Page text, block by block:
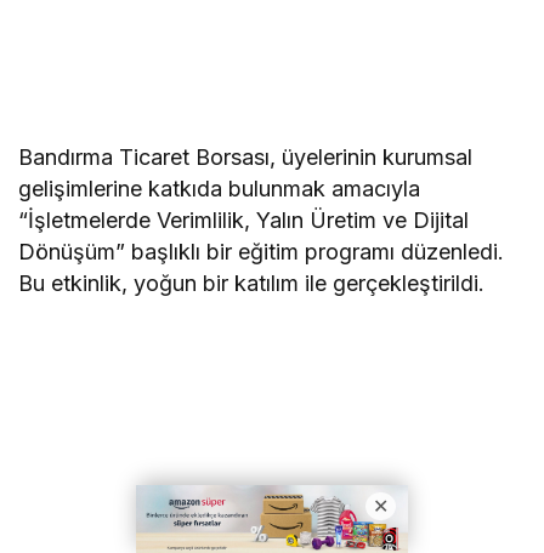
Bandırma Ticaret Borsası, üyelerinin kurumsal
gelişimlerine katkıda bulunmak amacıyla
“İşletmelerde Verimlilik, Yalın Üretim ve Dijital
Dönüşüm” başlıklı bir eğitim programı düzenledi.
Bu etkinlik, yoğun bir katılım ile gerçekleştirildi.